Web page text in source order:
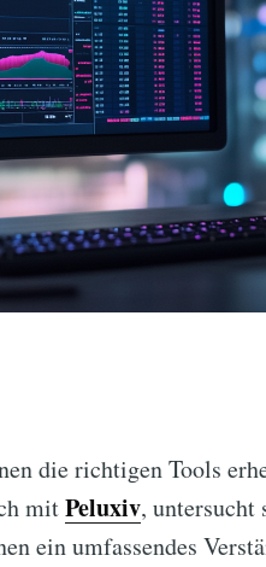
die richtigen Tools
mitPeluxiv, untersucht
ein umfassendes